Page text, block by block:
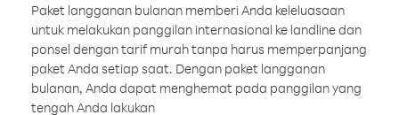
Paket langganan bulanan memberi Anda keleluasaan
untuk melakukan panggilan internasional ke landline dan
ponsel dengan tarif murah tanpa harus memperpanjang
paket Anda setiap saat. Dengan paket langganan
bulanan, Anda dapat menghemat pada panggilan yang
tengah Anda lakukan